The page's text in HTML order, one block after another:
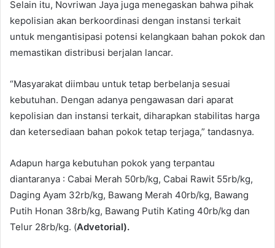
Selain itu, Novriwan Jaya juga menegaskan bahwa pihak
kepolisian akan berkoordinasi dengan instansi terkait
untuk mengantisipasi potensi kelangkaan bahan pokok dan
memastikan distribusi berjalan lancar.
“Masyarakat diimbau untuk tetap berbelanja sesuai
kebutuhan. Dengan adanya pengawasan dari aparat
kepolisian dan instansi terkait, diharapkan stabilitas harga
dan ketersediaan bahan pokok tetap terjaga,” tandasnya.
Adapun harga kebutuhan pokok yang terpantau
diantaranya : Cabai Merah 50rb/kg, Cabai Rawit 55rb/kg,
Daging Ayam 32rb/kg, Bawang Merah 40rb/kg, Bawang
Putih Honan 38rb/kg, Bawang Putih Kating 40rb/kg dan
Telur 28rb/kg. (Advetorial).